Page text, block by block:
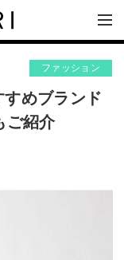
ファッション
めブランド
ご紹介